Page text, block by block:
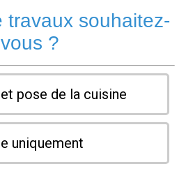
travaux souhaitez-
vous ?
pose de la cuisine
uniquement